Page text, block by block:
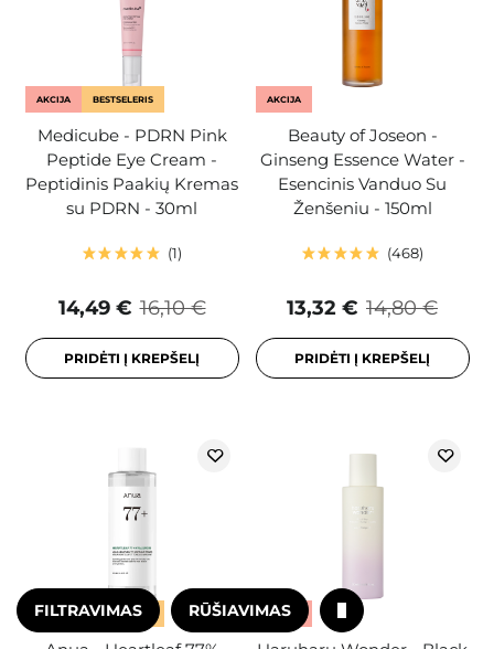
AKCIJA BESTSELERIS
Medicube - PDRN Pink
Peptide Eye Cream -
Peptidinis Paakių Kremas
su PDRN - 30ml
1
16,10 €
14,49 €
PRIDĖTI Į KREPŠELĮ
AKCIJA
Beauty of Joseon -
Ginseng Essence Water -
Esencinis Vanduo Su
Ženšeniu - 150ml
468
14,80 €
13,32 €
PRIDĖTI Į KREPŠELĮ
AKCIJA BESTSELERIS AKCIJA
FILTRAVIMAS RŪŠIAVIMAS